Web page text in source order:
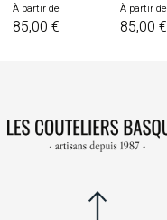
À partir de
85,00 €
À partir de
85,00 €